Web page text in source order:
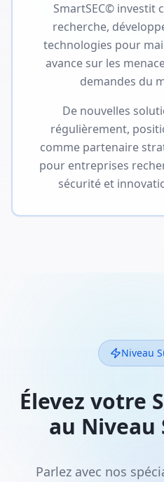
SmartSEC© investit
recherche,
technologies pour
avance sur les
demandes du
De nouvelles
régulièrement,
comme partenaire
pour entreprises
sécurité et
Niveau
Élevez votre
au Niveau
Parlez avec nos